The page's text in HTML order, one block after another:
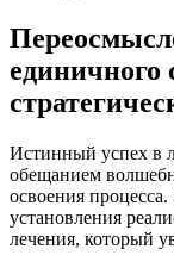
единичного
Истинный успех в
обещанием
освоения
установления
лечения, который